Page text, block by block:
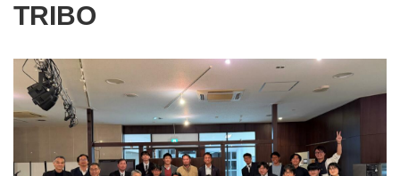
TRIBO